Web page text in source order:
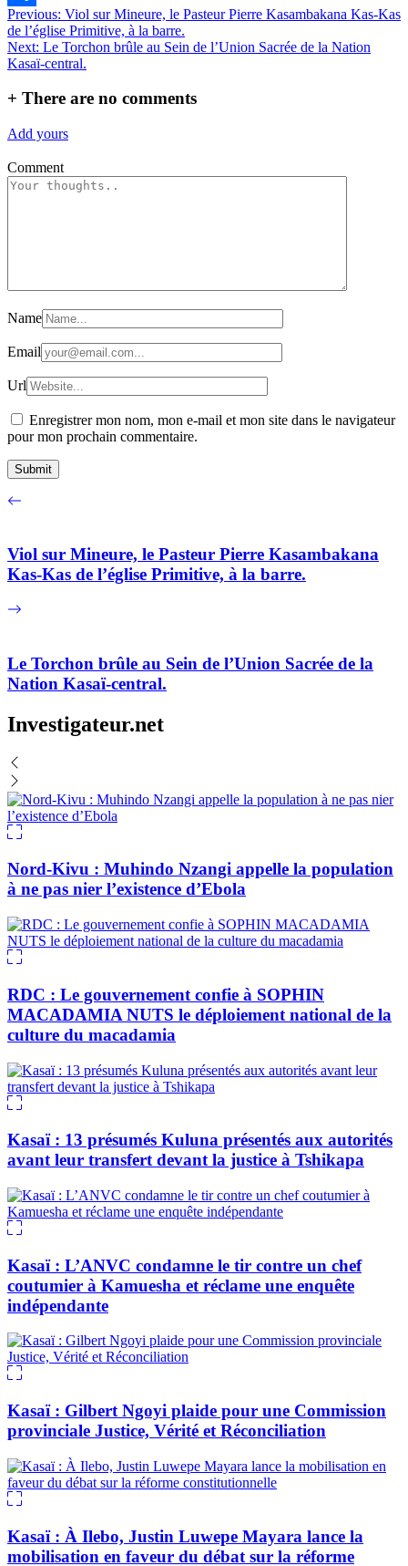
Partager
Navigation
de
l’article
Previous: Viol sur Mineure, le Pasteur Pierre Kasambakana Kas-Kas
de l’église Primitive, à la barre.
Next: Le Torchon brûle au Sein de l’Union Sacrée de la Nation
Kasaï-central.
+ There are no comments
Add yours
Comment
Name
Email
Url
Enregistrer mon nom, mon e-mail et mon site dans le navigateur
pour mon prochain commentaire.
Viol sur Mineure, le Pasteur Pierre Kasambakana
Kas-Kas de l’église Primitive, à la barre.
Le Torchon brûle au Sein de l’Union Sacrée de la
Nation Kasaï-central.
Investigateur.net
Nord-Kivu : Muhindo Nzangi appelle la population
à ne pas nier l’existence d’Ebola
RDC : Le gouvernement confie à SOPHIN
MACADAMIA NUTS le déploiement national de la
culture du macadamia
Kasaï : 13 présumés Kuluna présentés aux autorités
avant leur transfert devant la justice à Tshikapa
Kasaï : L’ANVC condamne le tir contre un chef
coutumier à Kamuesha et réclame une enquête
indépendante
Kasaï : Gilbert Ngoyi plaide pour une Commission
provinciale Justice, Vérité et Réconciliation
Kasaï : À Ilebo, Justin Luwepe Mayara lance la
mobilisation en faveur du débat sur la réforme